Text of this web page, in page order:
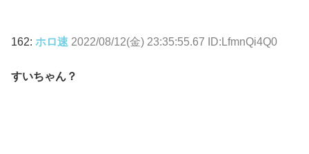
162: ホロ速 2022/08/12(金) 23:35:55.67 ID:LfmnQi4Q0
すいちゃん？